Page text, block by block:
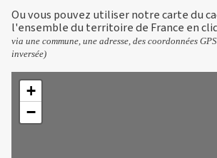
Ou vous pouvez utiliser notre carte du
l'ensemble du territoire de France en
via une commune, une adresse, des coordonnées
inversée)
+
−